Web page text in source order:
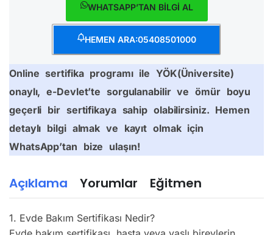
Açıklama Yorumlar Eğitmen
1. Evde Bakım Sertifikası Nedir?
WHATSAPP’TAN BİLGİ AL
HEMEN ARA:05408501000
Online sertifika programı ile YÖK(Üniversite)
onaylı, e-Devlet’te sorgulanabilir ve ömür boyu
geçerli bir sertifikaya sahip olabilirsiniz. Hemen
detaylı bilgi almak ve kayıt olmak için
WhatsApp’tan bize ulaşın!